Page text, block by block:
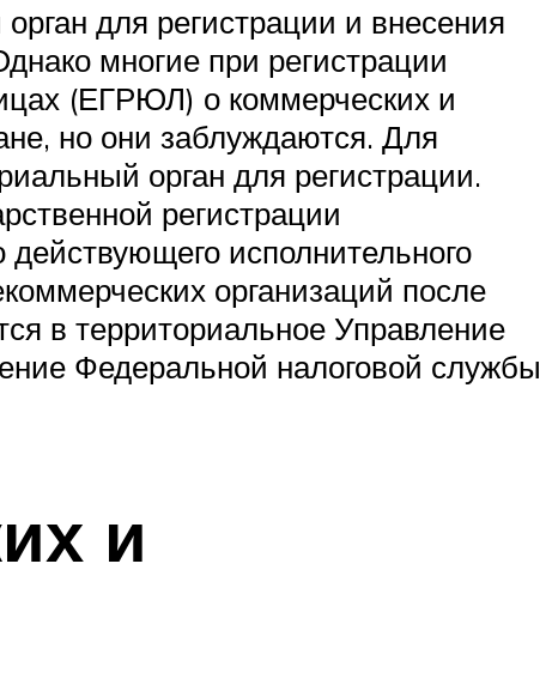
для регистрации и внесения
многие при регистрации
(ЕГРЮЛ) о коммерческих и
но они заблуждаются. Для
орган для регистрации.
регистрации
исполнительного
организаций после
в территориальное Управление
Федеральной налоговой службы
и